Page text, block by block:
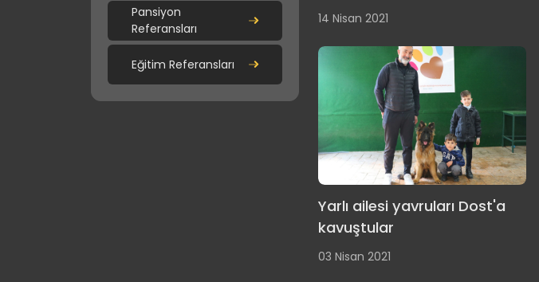
14 Nisan 2021
Yarlı ailesi yavruları Dost'a
kavuştular
03 Nisan 2021
Pansiyon
Referansları
Eğitim Referansları